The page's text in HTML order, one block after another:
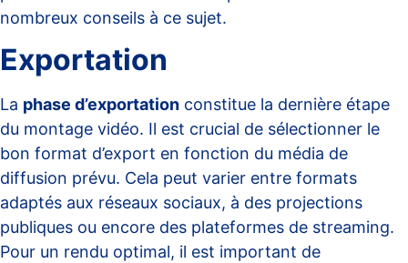
nombreux conseils à ce sujet.
Exportation
La phase d’exportation constitue la dernière étape
du montage vidéo. Il est crucial de sélectionner le
bon format d’export en fonction du média de
diffusion prévu. Cela peut varier entre formats
adaptés aux réseaux sociaux, à des projections
publiques ou encore des plateformes de streaming.
Pour un rendu optimal, il est important de